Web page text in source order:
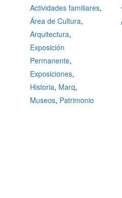
Actividades familiares,
Área de Cultura,
Arquitectura,
Exposición
Permanente,
Exposiciones,
Historia, Marq,
Museos, Patrimonio